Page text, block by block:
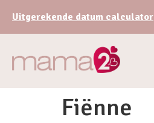
Uitgerekende datum calculator
Fiënne